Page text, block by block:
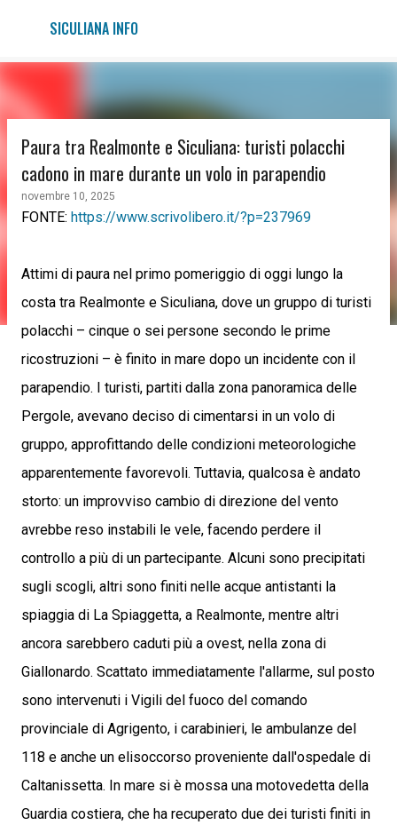
Passa ai contenuti principali
SICULIANA INFO
Paura tra Realmonte e Siculiana: turisti polacchi
cadono in mare durante un volo in parapendio
novembre 10, 2025
FONTE: https://www.scrivolibero.it/?p=237969
Attimi di paura nel primo pomeriggio di oggi lungo la
costa tra Realmonte e Siculiana, dove un gruppo di turisti
polacchi – cinque o sei persone secondo le prime
ricostruzioni – è finito in mare dopo un incidente con il
parapendio. I turisti, partiti dalla zona panoramica delle
Pergole, avevano deciso di cimentarsi in un volo di
gruppo, approfittando delle condizioni meteorologiche
apparentemente favorevoli. Tuttavia, qualcosa è andato
storto: un improvviso cambio di direzione del vento
avrebbe reso instabili le vele, facendo perdere il
controllo a più di un partecipante. Alcuni sono precipitati
sugli scogli, altri sono finiti nelle acque antistanti la
spiaggia di La Spiaggetta, a Realmonte, mentre altri
ancora sarebbero caduti più a ovest, nella zona di
Giallonardo. Scattato immediatamente l'allarme, sul posto
sono intervenuti i Vigili del fuoco del comando
provinciale di Agrigento, i carabinieri, le ambulanze del
118 e anche un elisoccorso proveniente dall'ospedale di
Caltanissetta. In mare si è mossa una motovedetta della
Guardia costiera, che ha recuperato due dei turisti finiti in